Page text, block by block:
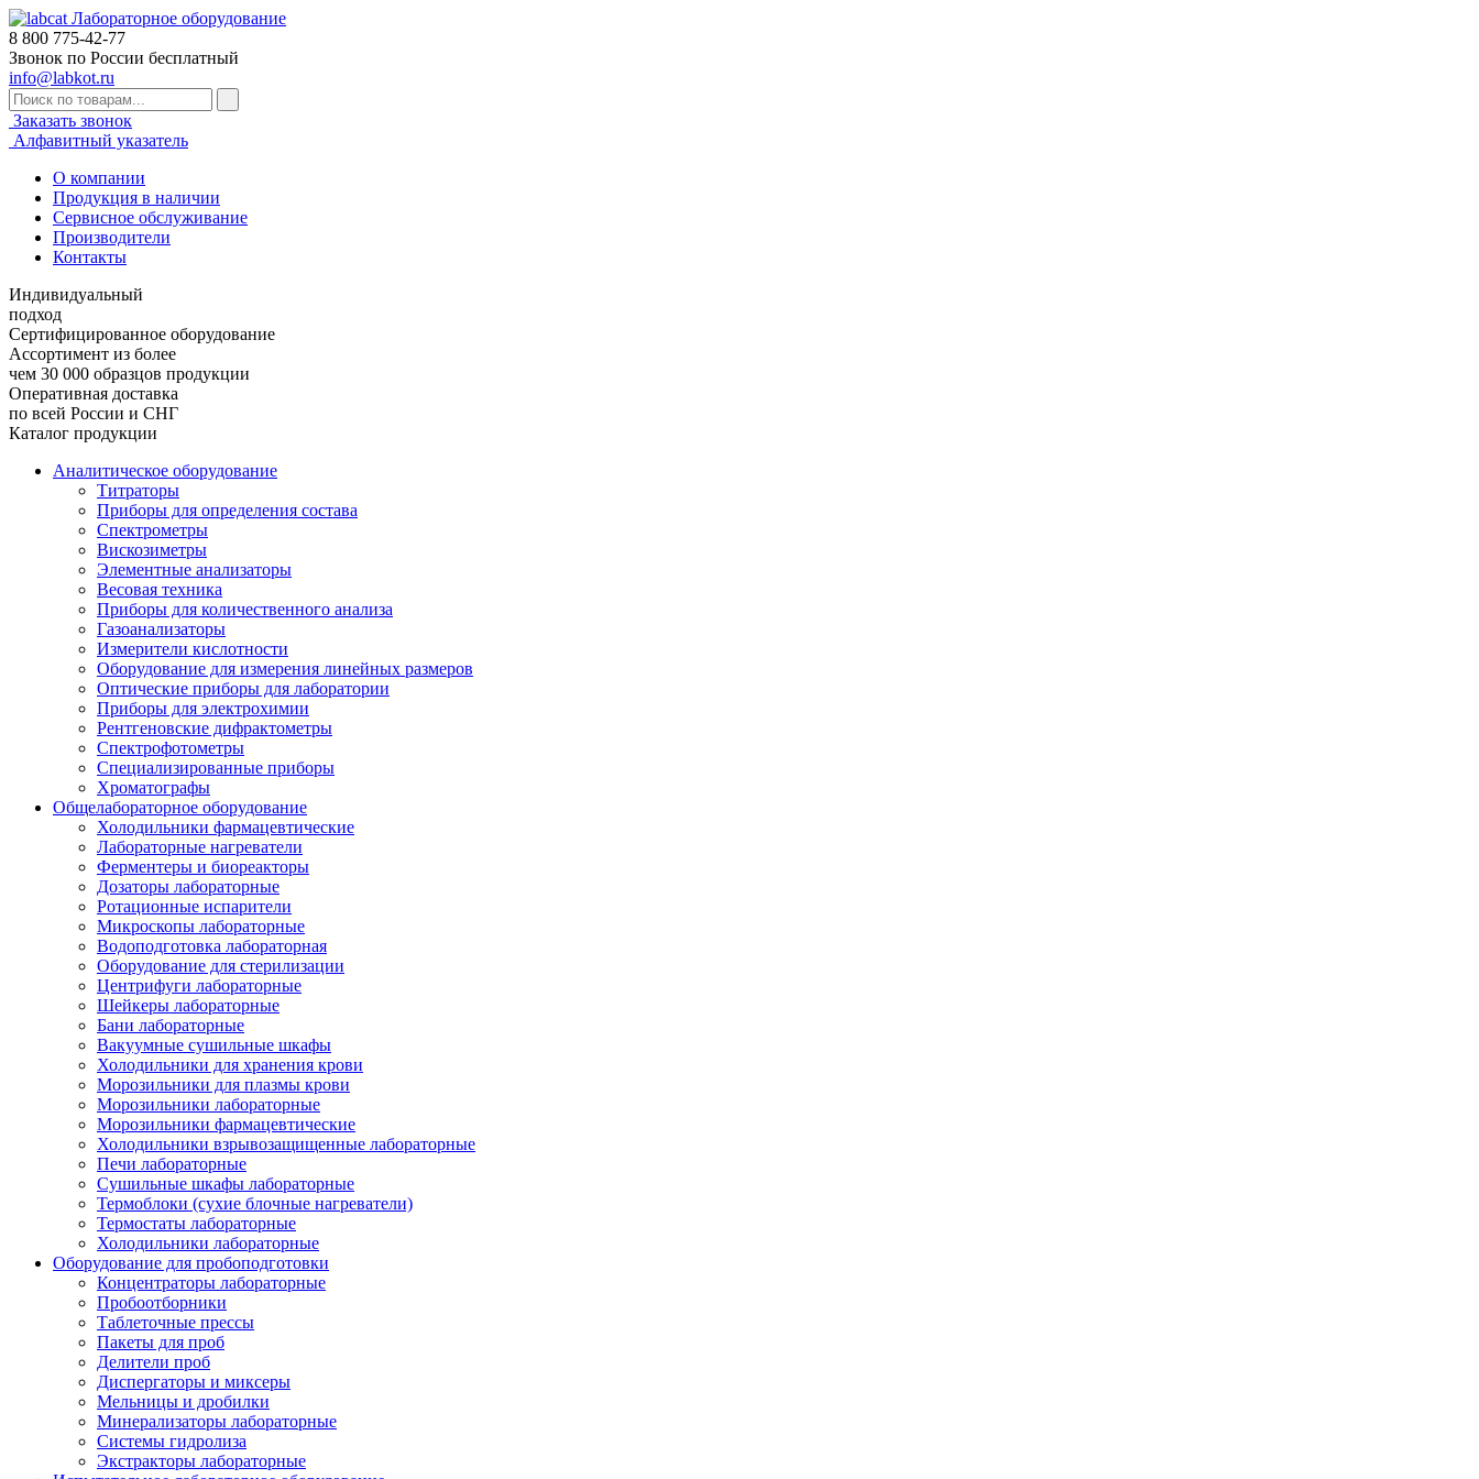
Лабораторное оборудование
8 800 775-42-77
Звонок по России бесплатный
info@labkot.ru
Заказать звонок
Алфавитный указатель
О компании
Продукция в наличии
Сервисное обслуживание
Производители
Контакты
Индивидуальный
подход
Сертифицированное оборудование
Ассортимент из более
чем 30 000 образцов продукции
Оперативная доставка
по всей России и СНГ
Каталог продукции
Аналитическое оборудование
Титраторы
Приборы для определения состава
Спектрометры
Вискозиметры
Элементные анализаторы
Весовая техника
Приборы для количественного анализа
Газоанализаторы
Измерители кислотности
Оборудование для измерения линейных размеров
Оптические приборы для лаборатории
Приборы для электрохимии
Рентгеновские дифрактометры
Спектрофотометры
Специализированные приборы
Хроматографы
Общелабораторное оборудование
Холодильники фармацевтические
Лабораторные нагреватели
Ферментеры и биореакторы
Дозаторы лабораторные
Ротационные испарители
Микроскопы лабораторные
Водоподготовка лабораторная
Оборудование для стерилизации
Центрифуги лабораторные
Шейкеры лабораторные
Бани лабораторные
Вакуумные сушильные шкафы
Холодильники для хранения крови
Морозильники для плазмы крови
Морозильники лабораторные
Морозильники фармацевтические
Холодильники взрывозащищенные лабораторные
Печи лабораторные
Сушильные шкафы лабораторные
Термоблоки (сухие блочные нагреватели)
Термостаты лабораторные
Холодильники лабораторные
Оборудование для пробоподготовки
Концентраторы лабораторные
Пробоотборники
Таблеточные прессы
Пакеты для проб
Делители проб
Диспергаторы и миксеры
Мельницы и дробилки
Минерализаторы лабораторные
Системы гидролиза
Экстракторы лабораторные